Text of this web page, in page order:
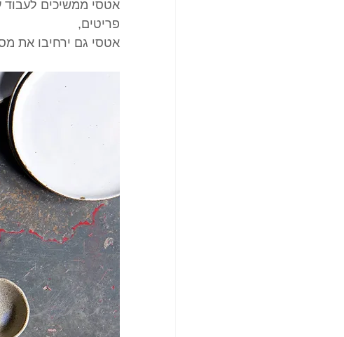
אטסי ממשיכים לעבוד
פריטים,
אטסי גם ירחיבו את